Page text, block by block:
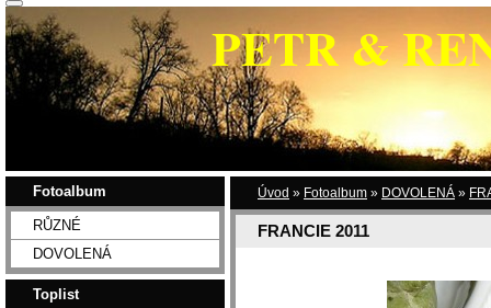
PETR &
Úvod » Fotoalbum » DOVOLENÁ »
FRANCIE 2011
Fotoalbum
RŮZNÉ
DOVOLENÁ
Toplist